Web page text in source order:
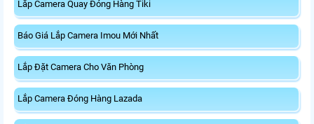
Lắp Camera Quay Đóng Hàng Tiki
Báo Giá Lắp Camera Imou Mới Nhất
Lắp Đặt Camera Cho Văn Phòng
Lắp Camera Đóng Hàng Lazada